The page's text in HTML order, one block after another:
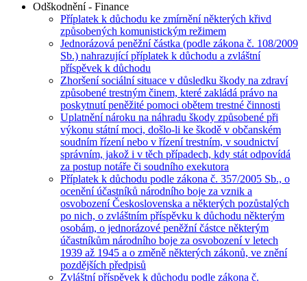
Odškodnění - Finance
Příplatek k důchodu ke zmírnění některých křivd
způsobených komunistickým režimem
Jednorázová peněžní částka (podle zákona č. 108/2009
Sb.) nahrazující příplatek k důchodu a zvláštní
příspěvek k důchodu
Zhoršení sociální situace v důsledku škody na zdraví
způsobené trestným činem, které zakládá právo na
poskytnutí peněžité pomoci obětem trestné činnosti
Uplatnění nároku na náhradu škody způsobené při
výkonu státní moci, došlo-li ke škodě v občanském
soudním řízení nebo v řízení trestním, v soudnictví
správním, jakož i v těch případech, kdy stát odpovídá
za postup notáře či soudního exekutora
Příplatek k důchodu podle zákona č. 357/2005 Sb., o
ocenění účastníků národního boje za vznik a
osvobození Československa a některých pozůstalých
po nich, o zvláštním příspěvku k důchodu některým
osobám, o jednorázové peněžní částce některým
účastníkům národního boje za osvobození v letech
1939 až 1945 a o změně některých zákonů, ve znění
pozdějších předpisů
Zvláštní příspěvek k důchodu podle zákona č.